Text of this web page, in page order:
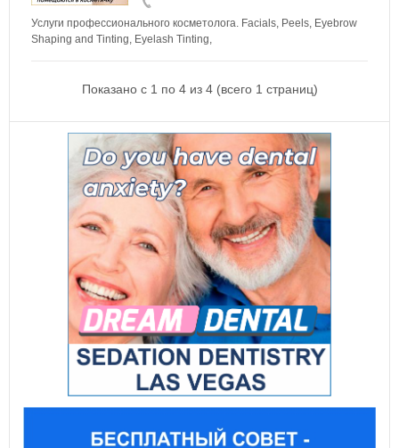
Услуги профессионального косметолога. Facials, Peels, Eyebrow
Shaping and Tinting, Eyelash Tinting,
Показано с 1 по 4 из 4 (всего 1 страниц)